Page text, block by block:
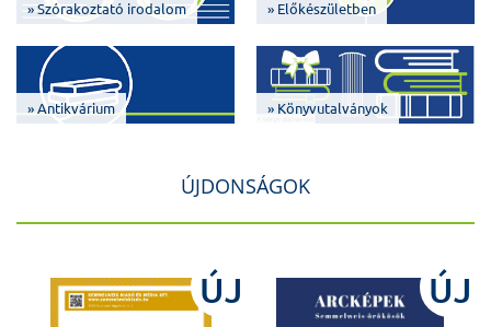
» Szórakoztató irodalom » Előkészületben
» Antikvárium » Könyvutalványok
ÚJDONSÁGOK
ÚJ ÚJ